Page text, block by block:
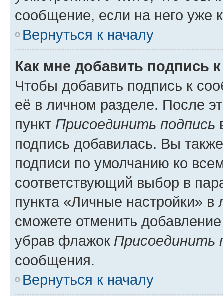
сообщение, если на него уже
Вернуться к началу
Как мне добавить подпись
Чтобы добавить подпись к
её в личном разделе. После
пункт Присоединить подпись
подпись добавилась. Вы
подписи по умолчанию ко
соответствующий выбор в
пункта «Личные настройки»
сможете отменить
убрав флажок Присоединить
сообщения.
Вернуться к началу